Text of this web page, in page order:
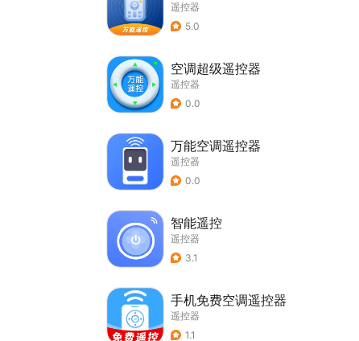
遥控器
5.0
空调超级遥控器
遥控器
0.0
万能空调遥控器
遥控器
0.0
智能遥控
遥控器
3.1
手机免费空调遥控器
遥控器
1.1